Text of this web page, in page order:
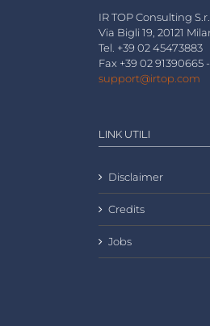
IR TOP Consulting
Via Bigli 19, 20121
Tel. +39 02 45473883
Fax +39 02 91390665 -
support@irtop.com
LINK UTILI
Disclaimer
Credits
Jobs